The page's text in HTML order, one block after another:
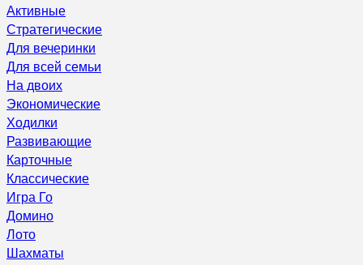
Активные
Стратегические
Для вечеринки
Для всей семьи
На двоих
Экономические
Ходилки
Развивающие
Карточные
Классические
Игра Го
Домино
Лото
Шахматы